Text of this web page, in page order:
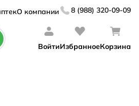
О компании 8 (988) 320-09-09
ВойтиИзбранноеКорзина